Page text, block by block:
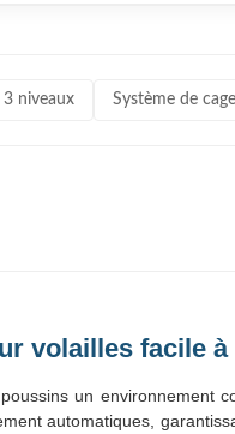
3 niveaux Système de
volailles facile
un environnement
automatiques,